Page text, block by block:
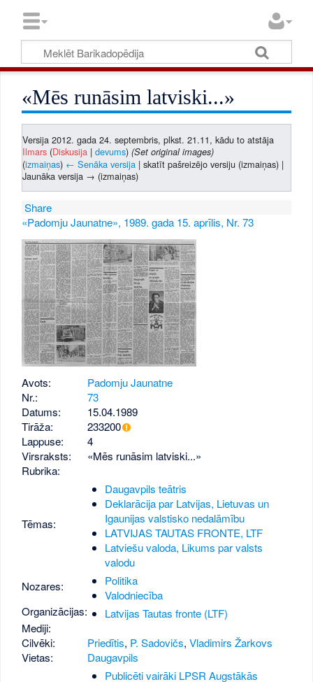
«Mēs runāsim latviski...»
Versija 2012. gada 24. septembris, plkst. 21.11, kādu to atstāja
Ilmars (Diskusija |devums) (Set original images)
(izmaiņas) ← Senāka versija | skatīt pašreizējo versiju (izmaiņas) |
Jaunāka versija → (izmaiņas)
Share
«Padomju Jaunatne», 1989. gada 15. aprīlis, Nr. 73
Avots:
Padomju Jaunatne
Nr.:
73
Datums:
15.04.1989
Tirāža:
233200
Lappuse:
4
Virsraksts:
«Mēs runāsim latviski...»
Rubrika:
Tēmas:
Daugavpils teātris
Deklarācija par Latvijas, Lietuvas un
Igaunijas valstisko nedalāmību
LATVIJAS TAUTAS FRONTE, LTF
Latviešu valoda, Likums par valsts
valodu
Nozares:
Politika
Valodniecība
Organizācijas:
Latvijas Tautas fronte (LTF)
Mediji:
Cilvēki:
Priedītis, P. Sadovičs,Vladimirs Žarkovs
Vietas:
Daugavpils
Publicēti vairāki LPSR Augstākās